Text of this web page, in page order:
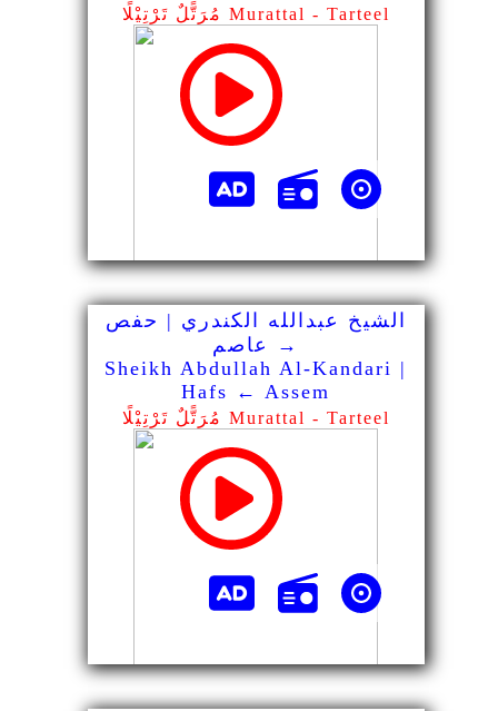
مُرَتًّلٌ تَرْتِيْلًا Murattal - Tarteel
الشيخ عبدالله الكندري | حفص
→ عاصم
Sheikh Abdullah Al-Kandari |
Hafs ← Assem
مُرَتًّلٌ تَرْتِيْلًا Murattal - Tarteel